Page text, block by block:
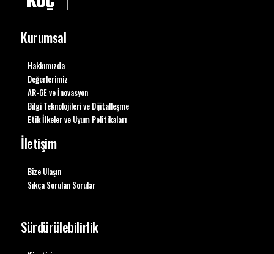
Kurumsal
Hakkımızda
Değerlerimiz
AR-GE ve İnovasyon
Bilgi Teknolojileri ve Dijitalleşme
Etik İlkeler ve Uyum Politikaları
İletişim
Bize Ulaşın
Sıkça Sorulan Sorular
Sürdürülebilirlik